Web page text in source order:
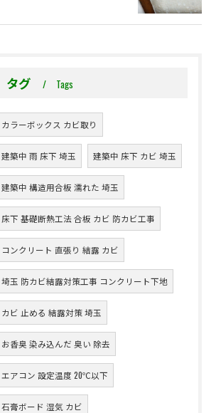
タグ Tags
カラーボックス カビ取り
建築中 雨 床下 埼玉 建築中 床下 カビ 埼玉
建築中 構造用合板 濡れた 埼玉
床下 基礎断熱工法 合板 カビ 防カビ工事
コンクリート 直張り 結露 カビ
埼玉 防カビ結露対策工事 コンクリート下地
カビ 止める 結露対策 埼玉
お香臭 染み込んだ 臭い 除去
エアコン 設定温度 20℃以下
石膏ボード 湿気 カビ